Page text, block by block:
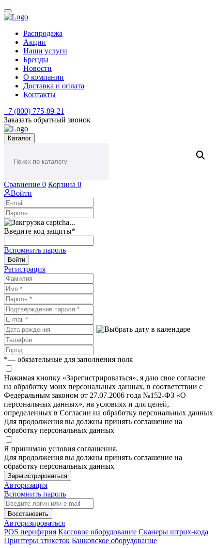
Распродажа
Акции
Наши услуги
Бренды
Новости
О компании
Доставка и оплата
Контакты
+7 (800) 775-89-21
Заказать обратный звонок
Каталог
Сравнение 0 Корзина 0
Войти
Введите код защиты*
Вспомнить пароль
Войти
Регистрация
*— обязательные для заполнения поля
Нажимая кнопку «Зарегистрироваться», я даю свое согласие
на обработку моих персональных данных, в соответствии с
Федеральным законом от 27.07.2006 года №152-ФЗ «О
персональных данных», на условиях и для целей,
определенных в Согласии на обработку персональных данных
Для продолжения вы должны принять соглашение на
обработку персональных данных
Я принимаю условия соглашения.
Для продолжения вы должны принять соглашение на
обработку персональных данных
Зарегистрироваться
Авторизация
Вспомнить пароль
Восстановить
Авторизироваться
POS периферия Кассовое оборудование Сканеры штрих-кода
Принтеры этикеток Банковское оборудование